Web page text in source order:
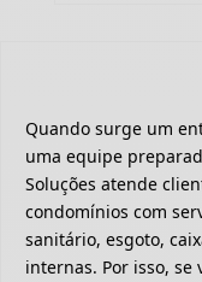
Quando surge um
uma equipe
Soluções atende
condomínios com
sanitário, esgoto,
internas. Por isso, se